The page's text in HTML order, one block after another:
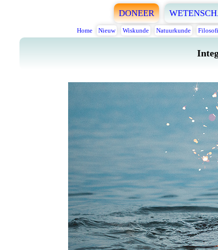
DONEER
Home Nieuw Wiskunde Natuurkunde